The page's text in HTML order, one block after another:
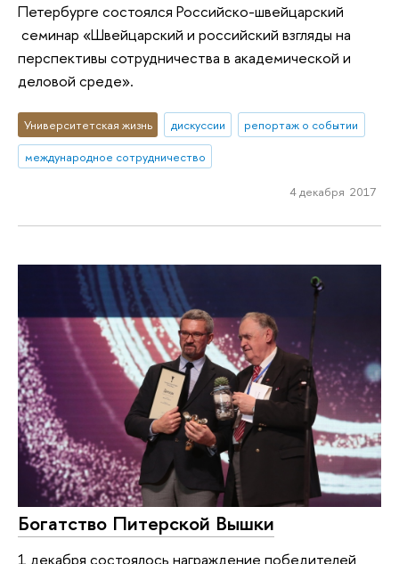
Петербурге состоялся Российско-швейцарский
семинар «Швейцарский и российский взгляды на
перспективы сотрудничества в академической и
деловой среде».
Университетская жизнь дискуссии
репортаж о событии
международное сотрудничество
4 декабря 2017
Богатство Питерской Вышки
1 декабря состоялось награждение победителей